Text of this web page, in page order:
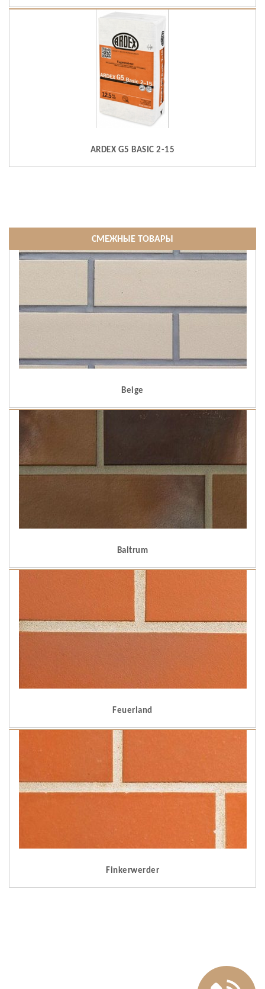
ARDEX G5 BASIC 2-15
СМЕЖНЫЕ ТОВАРЫ
Beige
Baltrum
Feuerland
Finkerwerder